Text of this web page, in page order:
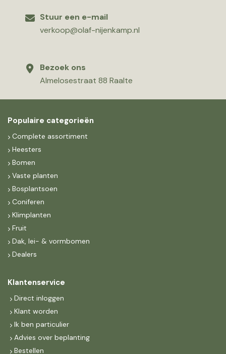
Stuur een e-mail
verkoop@olaf-nijenkamp.nl
Bezoek ons
Almelosestraat 88 Raalte
Populaire categorieën
Complete assortiment
Heesters
Bomen
Vaste planten
Bosplantsoen
Coniferen
Klimplanten
Fruit
Dak, lei- & vormbomen
Dealers
Klantenservice
Direct inloggen
Klant worden
Ik ben particulier
Advies over beplanting
Bestellen